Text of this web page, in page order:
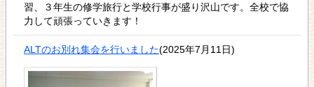
習、３年生の修学旅行と学校行事が盛り沢山です。全校で協
力して頑張っていきます！
ALTのお別れ集会を行いました(2025年7月11日)